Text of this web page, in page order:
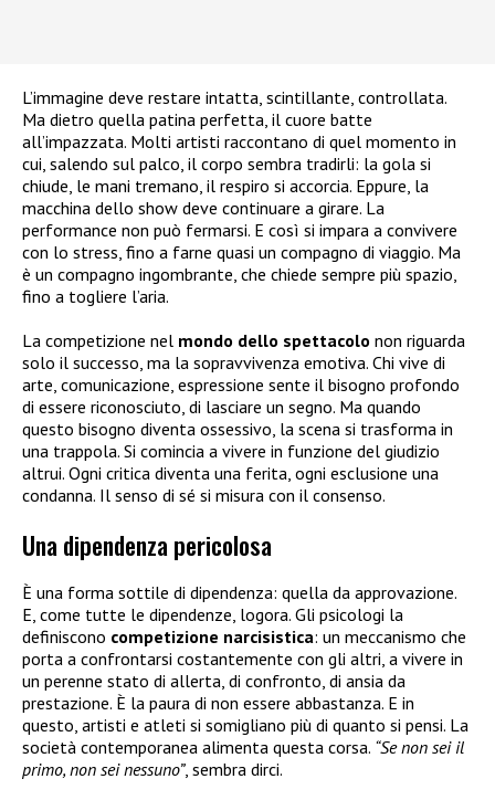
L’immagine deve restare intatta, scintillante, controllata.
Ma dietro quella patina perfetta, il cuore batte
all’impazzata. Molti artisti raccontano di quel momento in
cui, salendo sul palco, il corpo sembra tradirli: la gola si
chiude, le mani tremano, il respiro si accorcia. Eppure, la
macchina dello show deve continuare a girare. La
performance non può fermarsi. E così si impara a convivere
con lo stress, fino a farne quasi un compagno di viaggio. Ma
è un compagno ingombrante, che chiede sempre più spazio,
fino a togliere l’aria.
La competizione nel mondo dello spettacolo non riguarda
solo il successo, ma la sopravvivenza emotiva. Chi vive di
arte, comunicazione, espressione sente il bisogno profondo
di essere riconosciuto, di lasciare un segno. Ma quando
questo bisogno diventa ossessivo, la scena si trasforma in
una trappola. Si comincia a vivere in funzione del giudizio
altrui. Ogni critica diventa una ferita, ogni esclusione una
condanna. Il senso di sé si misura con il consenso.
Una dipendenza pericolosa
È una forma sottile di dipendenza: quella da approvazione.
E, come tutte le dipendenze, logora. Gli psicologi la
definiscono competizione narcisistica: un meccanismo che
porta a confrontarsi costantemente con gli altri, a vivere in
un perenne stato di allerta, di confronto, di ansia da
prestazione. È la paura di non essere abbastanza. E in
questo, artisti e atleti si somigliano più di quanto si pensi. La
società contemporanea alimenta questa corsa. “Se non sei il
primo, non sei nessuno”, sembra dirci.